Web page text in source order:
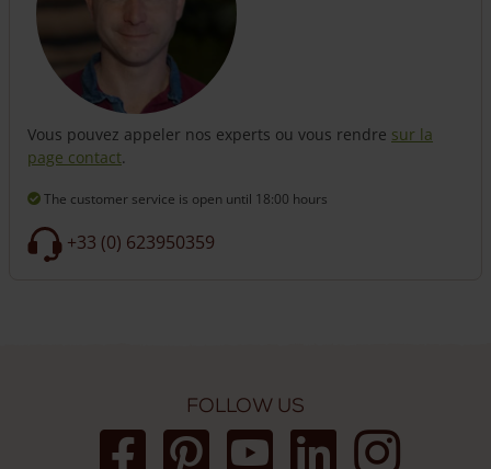
Vous pouvez appeler nos experts ou vous rendre sur la
page contact.
The customer service is open until 18:00 hours
+33 (0) 623950359
Follow us